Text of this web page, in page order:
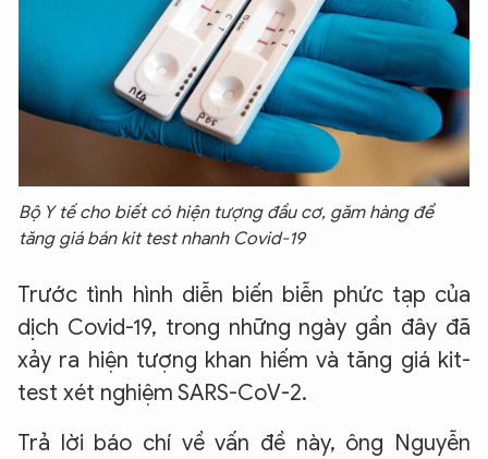
Bộ Y tế cho biết có hiện tượng đầu cơ, găm hàng để
tăng giá bán kit test nhanh Covid-19
Trước tình hình diễn biến biễn phức tạp của
dịch Covid-19, trong những ngày gần đây đã
xảy ra hiện tượng khan hiếm và tăng giá kit-
test xét nghiệm SARS-CoV-2.
Trả lời báo chí về vấn đề này, ông Nguyễn